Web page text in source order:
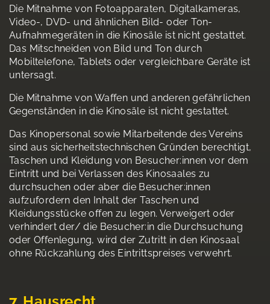
Die Mitnahme von Fotoapparaten, Digitalkameras,
Video-, DVD- und ähnlichen Bild- oder Ton-
Aufnahmegeräten in die Kinosäle ist nicht gestattet.
Das Mitschneiden von Bild und Ton durch
Mobiltelefone, Tablets oder vergleichbare Geräte ist
untersagt.
Die Mitnahme von Waffen und anderen gefährlichen
Gegenständen in die Kinosäle ist nicht gestattet.
Das Kinopersonal sowie Mitarbeitende des Vereins
sind aus sicherheitstechnischen Gründen berechtigt,
Taschen und Kleidung von Besucher:innen vor dem
Eintritt und bei Verlassen des Kinosaales zu
durchsuchen oder aber die Besucher:innen
aufzufordern den Inhalt der Taschen und
Kleidungsstücke offen zu legen. Verweigert oder
verhindert der/ die Besucher:in die Durchsuchung
oder Offenlegung, wird der Zutritt in den Kinosaal
ohne Rückzahlung des Eintrittspreises verwehrt.